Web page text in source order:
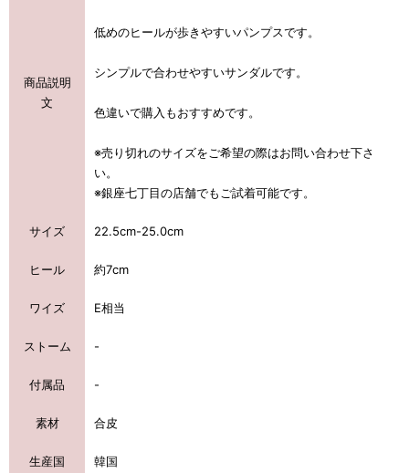
商品説明
文
低めのヒールが歩きやすいパンプスです。
シンプルで合わせやすいサンダルです。
色違いで購入もおすすめです。
※売り切れのサイズをご希望の際はお問い合わせ下さ
い。
※銀座七丁目の店舗でもご試着可能です。
サイズ 22.5cm-25.0cm
ヒール 約7cm
ワイズ E相当
ストーム -
付属品 -
素材 合皮
生産国 韓国